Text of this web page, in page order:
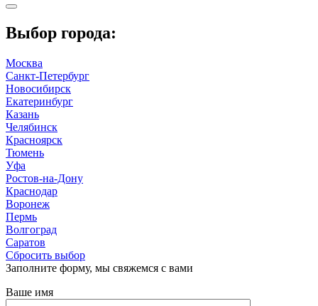
Выбор города:
Москва
Санкт-Петербург
Новосибирск
Екатеринбург
Казань
Челябинск
Красноярск
Тюмень
Уфа
Ростов-на-Дону
Краснодар
Воронеж
Пермь
Волгоград
Саратов
Сбросить выбор
Заполните форму, мы свяжемся с вами
Ваше имя